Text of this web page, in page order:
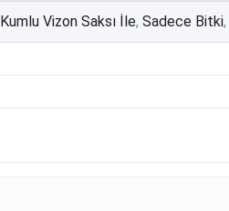
Kumlu Vizon Saksı İle, Sadece Bitki,